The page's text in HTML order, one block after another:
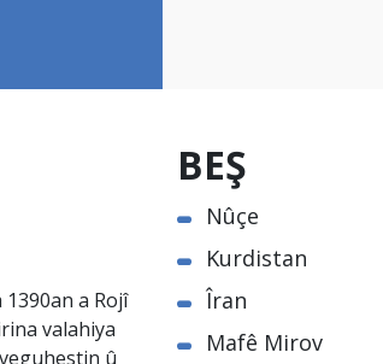
a Rojî
valahiya
BEŞ
Nûçe
Kurdistan
Îran
Mafê Mirov